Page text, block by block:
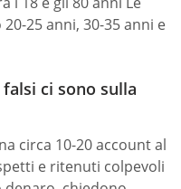
25 anni, 30-35 anni e
ci sono sulla
circa 10-20 account al
e ritenuti colpevoli